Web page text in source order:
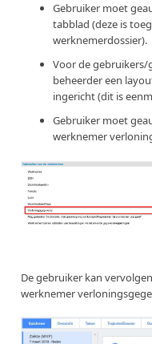
Gebruiker moet
tabblad (deze is
werknemerdossier).
Voor de
beheerder een
ingericht (dit is
Gebruiker moet
werknemer
De gebruiker kan
werknemer